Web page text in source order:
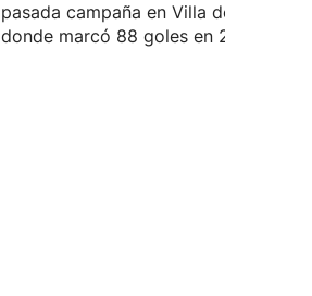
pasada campaña en Villa de Aranda,
donde marcó 88 goles en 27